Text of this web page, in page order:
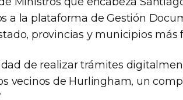
a la plataforma de Gestión
provincias y municipios más
de realizar trámites
vecinos de Hurlingham, un